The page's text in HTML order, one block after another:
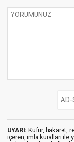
UYARI: Küfür, hakaret,
içeren, imla kuralları ile